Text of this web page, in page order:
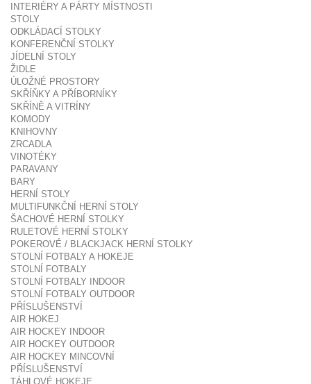
INTERIÉRY A PÁRTY MÍSTNOSTI
STOLY
ODKLÁDACÍ STOLKY
KONFERENČNÍ STOLKY
JÍDELNÍ STOLY
ŽIDLE
ÚLOŽNÉ PROSTORY
SKŘÍŇKY A PŘÍBORNÍKY
SKŘÍNĚ A VITRÍNY
KOMODY
KNIHOVNY
ZRCADLA
VINOTÉKY
PARAVANY
BARY
HERNÍ STOLY
MULTIFUNKČNÍ HERNÍ STOLY
ŠACHOVÉ HERNÍ STOLKY
RULETOVÉ HERNÍ STOLKY
POKEROVÉ / BLACKJACK HERNÍ STOLKY
STOLNÍ FOTBALY A HOKEJE
STOLNÍ FOTBALY
STOLNÍ FOTBALY INDOOR
STOLNÍ FOTBALY OUTDOOR
PŘÍSLUŠENSTVÍ
AIR HOKEJ
AIR HOCKEY INDOOR
AIR HOCKEY OUTDOOR
AIR HOCKEY MINCOVNÍ
PŘÍSLUŠENSTVÍ
TÁHLOVÉ HOKEJE